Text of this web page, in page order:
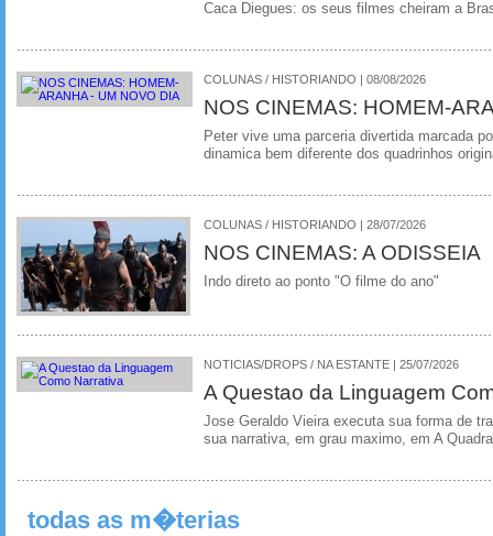
Caca Diegues: os seus filmes cheiram a
COLUNAS / HISTORIANDO | 08/08/2026
NOS CINEMAS: HOMEM-
Peter vive uma parceria divertida marcada
dinamica bem diferente dos quadrinhos
COLUNAS / HISTORIANDO | 28/07/2026
NOS CINEMAS: A ODISSEIA
Indo direto ao ponto "O filme do ano"
NOTICIAS/DROPS / NA ESTANTE | 25/07/2026
A Questao da Linguagem
Jose Geraldo Vieira executa sua forma de
sua narrativa, em grau maximo, em A
todas as m�terias